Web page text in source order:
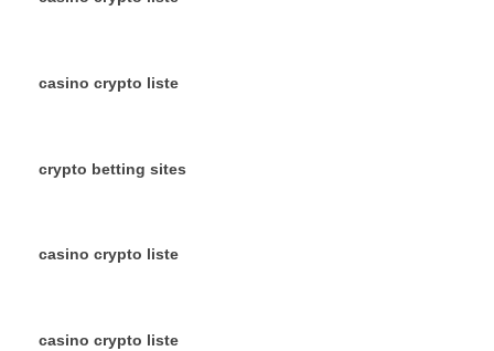
casino crypto liste
crypto betting sites
casino crypto liste
casino crypto liste